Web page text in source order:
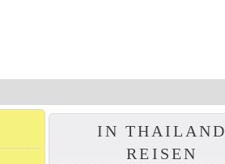
IN THAILAND
REISEN